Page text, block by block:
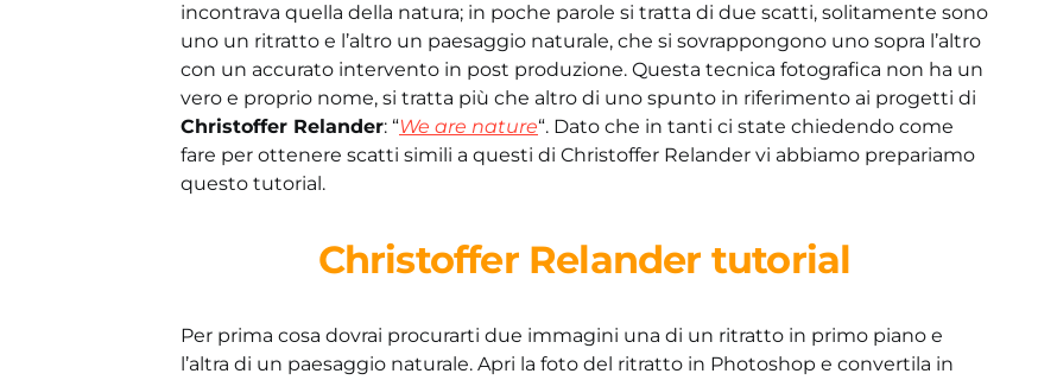
incontrava quella della natura; in poche parole si tratta di due scatti, solitamente sono
uno un ritratto e l’altro un paesaggio naturale, che si sovrappongono uno sopra l’altro
con un accurato intervento in post produzione. Questa tecnica fotografica non ha un
vero e proprio nome, si tratta più che altro di uno spunto in riferimento ai progetti di
Christoffer Relander: “We are nature“. Dato che in tanti ci state chiedendo come
fare per ottenere scatti simili a questi di Christoffer Relander vi abbiamo prepariamo
questo tutorial.
Christoffer Relander tutorial
Per prima cosa dovrai procurarti due immagini una di un ritratto in primo piano e
l’altra di un paesaggio naturale. Apri la foto del ritratto in Photoshop e convertila in